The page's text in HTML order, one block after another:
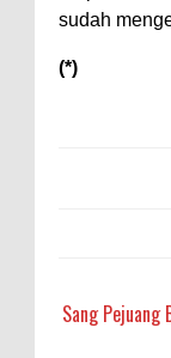
sudah
(*)
Sang